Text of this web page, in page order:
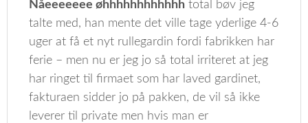
Nåeeeeeee øhhhhhhhhhhhh total bøv jeg
talte med, han mente det ville tage yderlige 4-6
uger at få et nyt rullegardin fordi fabrikken har
ferie – men nu er jeg jo så total irriteret at jeg
har ringet til firmaet som har laved gardinet,
fakturaen sidder jo på pakken, de vil så ikke
leverer til private men hvis man er